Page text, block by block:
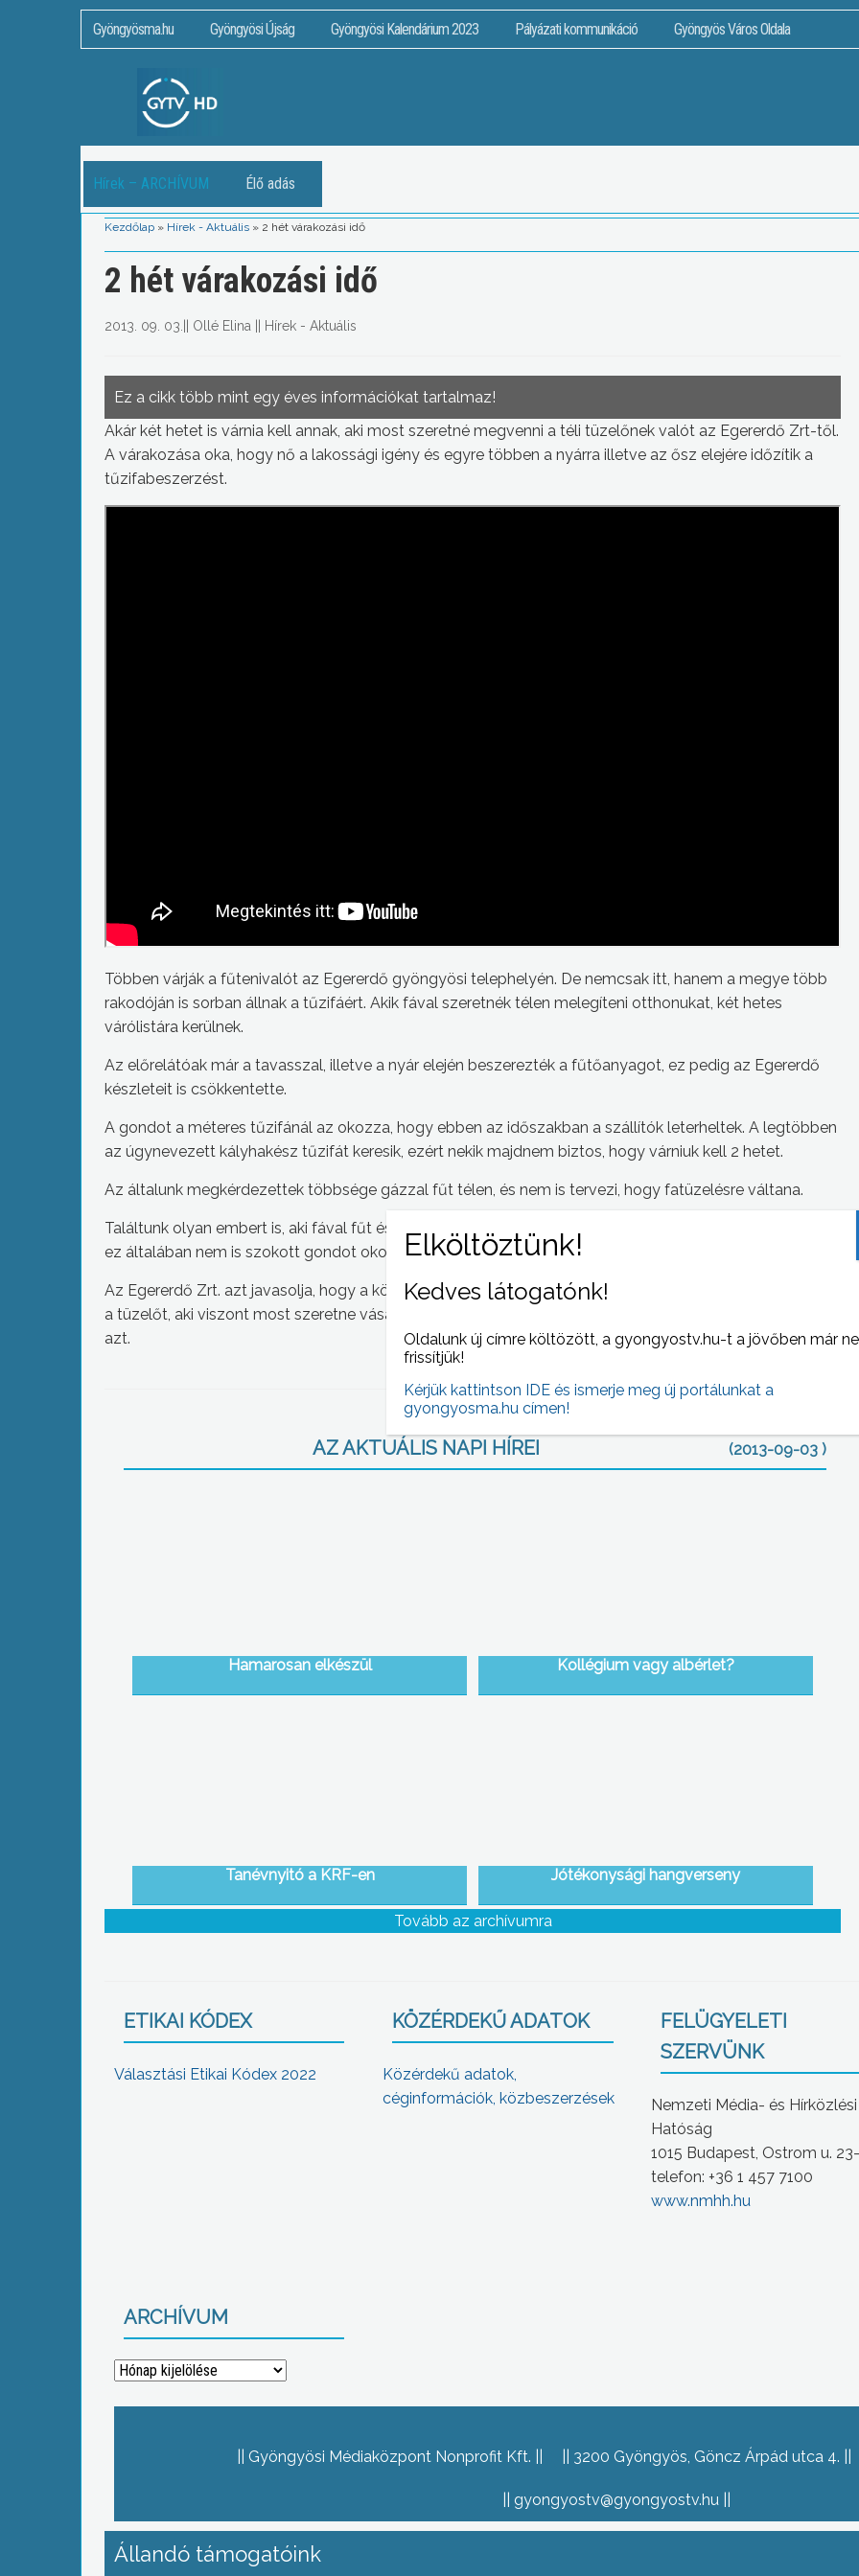
Gyöngyösma.hu Gyöngyösi Újság Gyöngyösi Kalendárium 2023 Pályázati kommunikáció Gyöngyös Város Oldala
Hírek – ARCHÍVUM Élő adás
Kezdőlap » Hírek - Aktuális » 2 hét várakozási idő
2 hét várakozási idő
2013. 09. 03. Ollé Elina Hírek - Aktuális
Ez a cikk több mint egy éves információkat tartalmaz!
Akár két hetet is várnia kell annak, aki most szeretné megvenni a téli tüzelőnek valót az Egererdő Zrt-től.
A várakozása oka, hogy nő a lakossági igény és egyre többen a nyárra illetve az ősz elejére időzítik a
tűzifabeszerzést.
Többen várják a fűtenivalót az Egererdő gyöngyösi telephelyén. De nemcsak itt, hanem a megye több
rakodóján is sorban állnak a tűzifáért. Akik fával szeretnék télen melegíteni otthonukat, két hetes
várólistára kerülnek.
Az előrelátóak már a tavasszal, illetve a nyár elején beszerezték a fűtőanyagot, ez pedig az Egererdő
készleteit is csökkentette.
A gondot a méteres tűzifánál az okozza, hogy ebben az időszakban a szállítók leterheltek. A legtöbben
az úgynevezett kályhakész tűzifát keresik, ezért nekik majdnem biztos, hogy várniuk kell 2 hetet.
Az általunk megkérdezettek többsége gázzal fűt télen, és nem is tervezi, hogy fatüzelésre váltana.
Találtunk olyan embert is, aki fával fűt és még nem szerezte be a tüzelőt, de Ádám Sándor azt mondja,
ez általában nem is szokott gondot okozni.
Az Egererdő Zrt. azt javasolja, hogy a következő fűtési szezonra már március táján érdemes beszerezni
a tüzelőt, aki viszont most szeretne vásárolni, inkább a méteres fát válassza, és saját maga aprítsa fel
azt.
AZ AKTUÁLIS NAPI HÍREI (2013-09-03 )
Hamarosan elkészül Kollégium vagy albérlet?
Tanévnyitó a KRF-en Jótékonysági hangverseny
Tovább az archívumra
ETIKAI KÓDEX
Választási Etikai Kódex 2022
KÖZÉRDEKŰ ADATOK
Közérdekű adatok,
céginformációk, közbeszerzések
FELÜGYELETI
SZERVÜNK
Nemzeti Média- és Hírközlési
Hatóság
1015 Budapest, Ostrom u.
telefon: +36 1 457 7100
www.nmhh.hu
ARCHÍVUM
Archívum
Gyöngyösi Médiaközpont Nonprofit Kft. 3200 Gyöngyös, Göncz Árpád utca 4.
gyongyostv@gyongyostv.hu
Állandó támogatóink
Kedves látogatónk!
Oldalunk új címre költözött, a gyongyostv.hu-t a jövőben már
frissítjük!
Kérjük kattintson IDE és ismerje meg új portálunkat a
gyongyosma.hu címen!